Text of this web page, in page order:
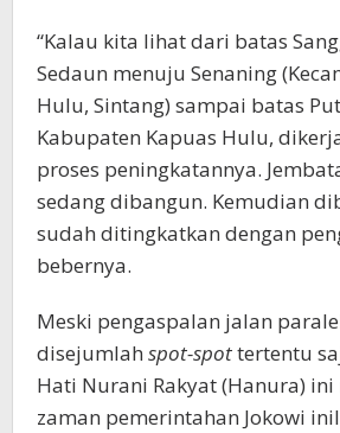
“Kalau kita lihat dari batas
Sedaun menuju Senaning
Hulu, Sintang) sampai batas
Kabupaten Kapuas Hulu,
proses peningkatannya.
sedang dibangun. Kemudian
sudah ditingkatkan dengan
bebernya.
Meski pengaspalan jalan
disejumlah spot-spottertentu
Hati Nurani Rakyat (Hanura)
zaman pemerintahan Jokowi